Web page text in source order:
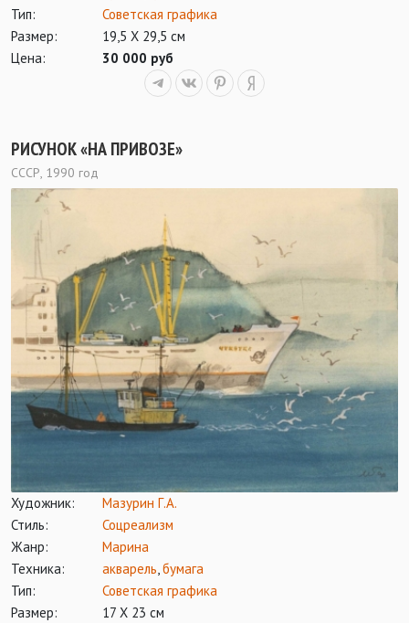
Тип:
Советская графика
Размер:
19,5 Х 29,5 см
Цена:
30 000 руб
РИСУНОК «НА ПРИВОЗЕ»
СССР, 1990 год
Художник:
Мазурин Г.А.
Стиль:
Соцреализм
Жанр:
Марина
Техника:
акварель,бумага
Тип:
Советская графика
Размер:
17 Х 23 см